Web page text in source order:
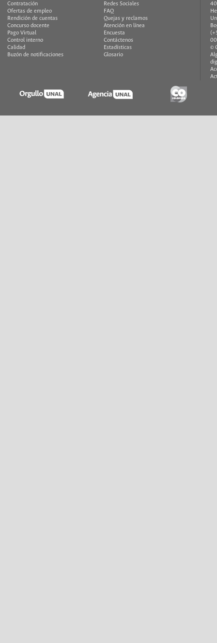
Contratación
Ofertas de empleo
Rendición de cuentas
Concurso docente
Pago Virtual
Control interno
Calidad
Buzón de notificaciones
Redes Sociales
FAQ
Quejas y reclamos
Atención en línea
Encuesta
Contáctenos
Estadísticas
Glosario
©